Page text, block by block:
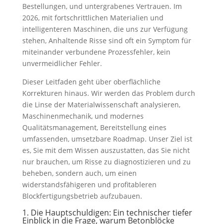
Bestellungen, und untergrabenes Vertrauen. Im
2026, mit fortschrittlichen Materialien und
intelligenteren Maschinen, die uns zur Verfügung
stehen, Anhaltende Risse sind oft ein Symptom für
miteinander verbundene Prozessfehler, kein
unvermeidlicher Fehler.
Dieser Leitfaden geht über oberflächliche
Korrekturen hinaus. Wir werden das Problem durch
die Linse der Materialwissenschaft analysieren,
Maschinenmechanik, und modernes
Qualitätsmanagement, Bereitstellung eines
umfassenden, umsetzbare Roadmap. Unser Ziel ist
es, Sie mit dem Wissen auszustatten, das Sie nicht
nur brauchen, um Risse zu diagnostizieren und zu
beheben, sondern auch, um einen
widerstandsfähigeren und profitableren
Blockfertigungsbetrieb aufzubauen.
1. Die Hauptschuldigen: Ein technischer tiefer
Einblick in die Frage, warum Betonblöcke